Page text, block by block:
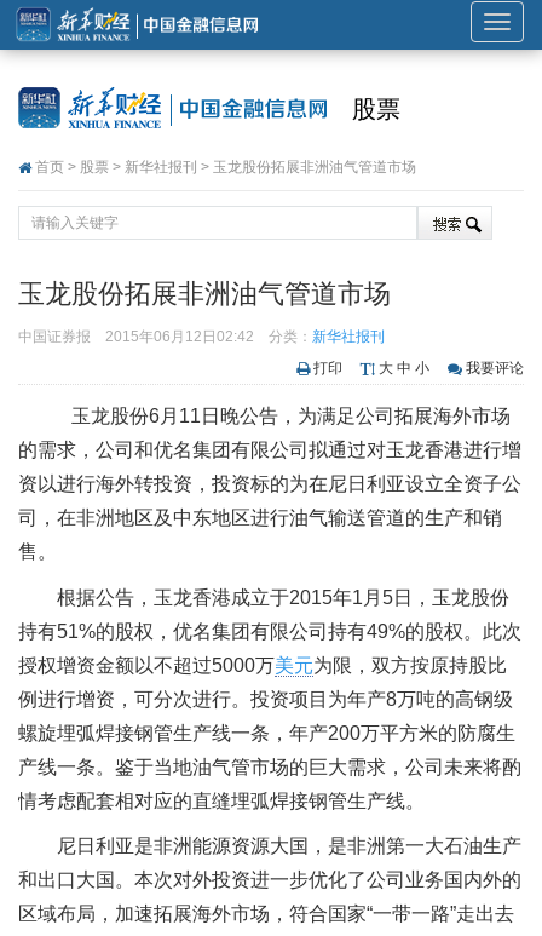
展
开
股票
首页 > 股票 > 新华社报刊 > 玉龙股份拓展非洲油气管道市场
玉龙股份拓展非洲油气管道市场
中国证券报 2015年06月12日02:42 分类： 新华社报刊
打印
大 中 小 我要评论
玉龙股份6月11日晚公告，为满足公司拓展海外市场
的需求，公司和优名集团有限公司拟通过对玉龙香港进行增
资以进行海外转投资，投资标的为在尼日利亚设立全资子公
司，在非洲地区及中东地区进行油气输送管道的生产和销
售。
根据公告，玉龙香港成立于2015年1月5日，玉龙股份
持有51%的股权，优名集团有限公司持有49%的股权。此次
授权增资金额以不超过5000万美元为限，双方按原持股比
例进行增资，可分次进行。投资项目为年产8万吨的高钢级
螺旋埋弧焊接钢管生产线一条，年产200万平方米的防腐生
产线一条。鉴于当地油气管市场的巨大需求，公司未来将酌
情考虑配套相对应的直缝埋弧焊接钢管生产线。
尼日利亚是非洲能源资源大国，是非洲第一大石油生产
和出口大国。本次对外投资进一步优化了公司业务国内外的
区域布局，加速拓展海外市场，符合国家“一带一路”走出去